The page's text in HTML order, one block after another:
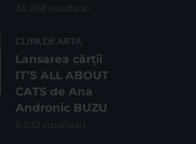
16.208 vizualizari
CLIPA DE ARTA
Lansarea cărții
IT’S ALL ABOUT
CATS de Ana
Andronic BUZU
8.033 vizualizari